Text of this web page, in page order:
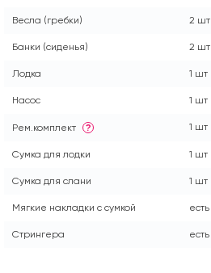
Весла (гребки) 2 шт
Банки (сиденья) 2 шт
Лодка 1 шт
Насос 1 шт
Рем.комплект ? 1 шт
Сумка для лодки 1 шт
Сумка для слани 1 шт
Мягкие накладки с сумкой есть
Стрингера есть